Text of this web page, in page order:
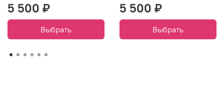
5 500 ₽
Выбрать
5 500 ₽
Выбрать